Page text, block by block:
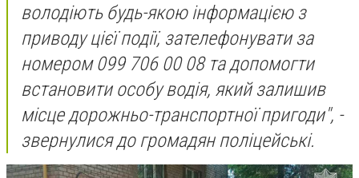
володіють будь-якою інформацією з
приводу цієї події, зателефонувати за
номером 099 706 00 08 та допомогти
встановити особу водія, який залишив
місце дорожньо-транспортної пригоди", -
звернулися до громадян поліцейські.